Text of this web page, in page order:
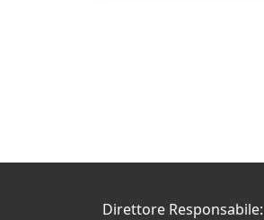
Direttore